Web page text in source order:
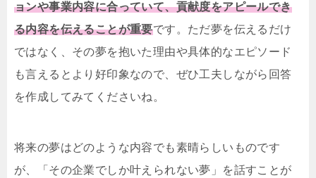
ョンや事業内容に合っていて、貢献度をアピールでき
る内容を伝えることが重要です。ただ夢を伝えるだけ
ではなく、その夢を抱いた理由や具体的なエピソード
も言えるとより好印象なので、ぜひ工夫しながら回答
を作成してみてくださいね。
将来の夢はどのような内容でも素晴らしいものです
が、「その企業でしか叶えられない夢」を話すことが